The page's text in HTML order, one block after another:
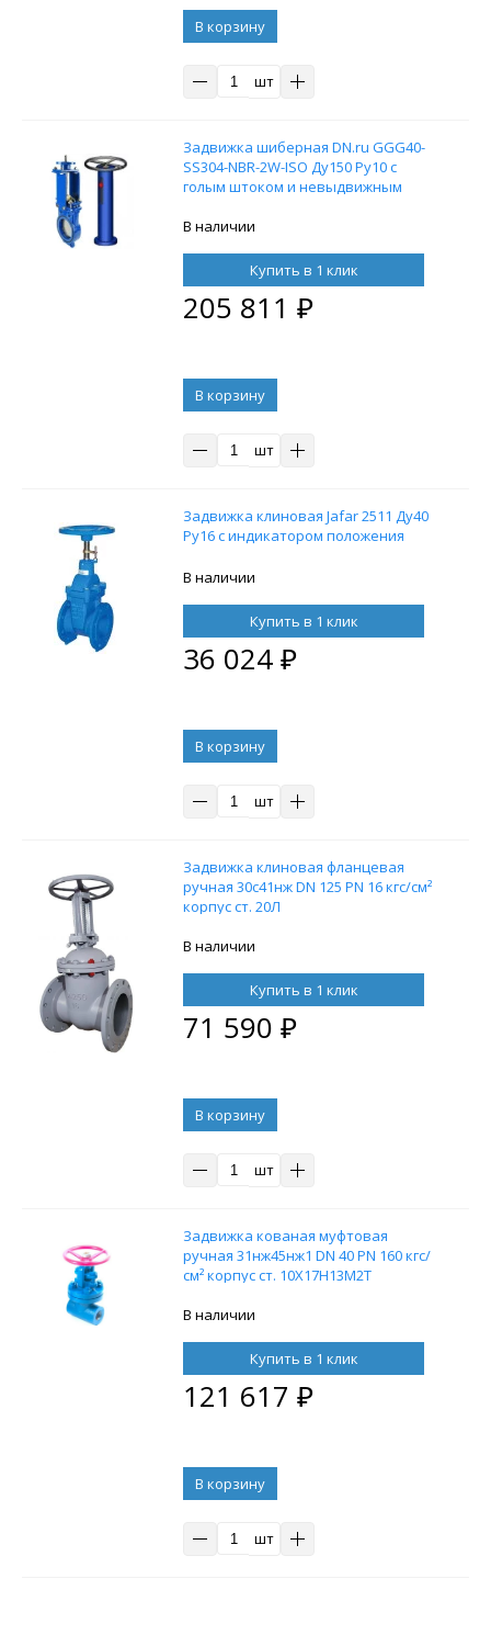
В корзину
шт
Задвижка шиберная DN.ru GGG40-
SS304-NBR-2W-ISO Ду150 Ру10 с
голым штоком и невыдвижным
F10 (ОСТ тип А, Б) 2000 мм,
В наличии
Купить в 1 клик
205 811 ₽
В корзину
шт
Задвижка клиновая Jafar 2511 Ду40
Ру16 с индикатором положения
В наличии
Купить в 1 клик
36 024₽
В корзину
шт
Задвижка клиновая фланцевая
ручная 30с41нж DN 125 PN 16 кгс/см²
корпус ст. 20Л
В наличии
Купить в 1 клик
71 590 ₽
В корзину
шт
Задвижка кованая муфтовая
ручная 31нж45нж1 DN 40 PN 160 кгс/
см² корпус ст. 10Х17Н13М2Т
В наличии
Купить в 1 клик
121 617 ₽
В корзину
шт